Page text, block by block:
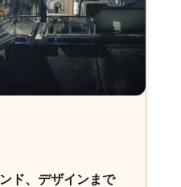
ド、デザインまで